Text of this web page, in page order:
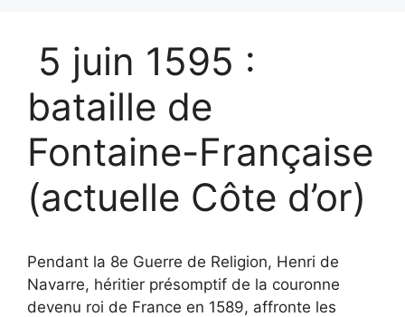
5 juin 1595 :
bataille de
Fontaine-Française
(actuelle Côte d’or)
Pendant la 8e Guerre de Religion, Henri de
Navarre, héritier présomptif de la couronne
devenu roi de France en 1589, affronte les